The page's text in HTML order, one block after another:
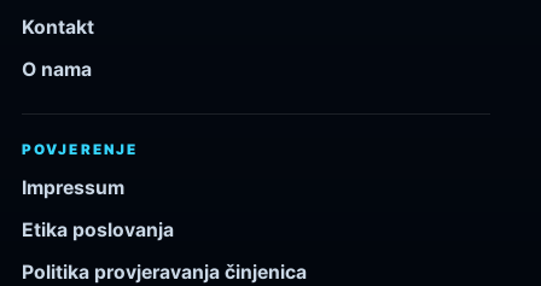
Kontakt
O nama
POVJERENJE
Impressum
Etika poslovanja
Politika provjeravanja činjenica